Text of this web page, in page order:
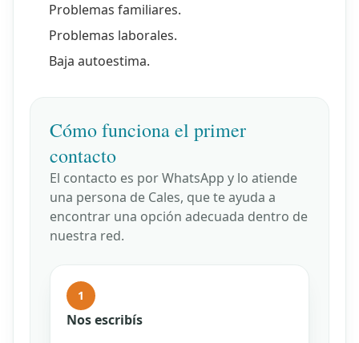
Problemas familiares.
Problemas laborales.
Baja autoestima.
Cómo funciona el primer
contacto
El contacto es por WhatsApp y lo atiende
una persona de Cales, que te ayuda a
encontrar una opción adecuada dentro de
nuestra red.
1
Nos escribís